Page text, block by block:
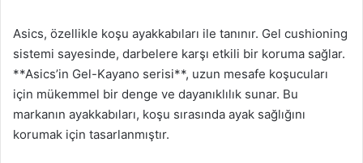
Asics, özellikle koşu ayakkabıları ile tanınır. Gel cushioning
sistemi sayesinde, darbelere karşı etkili bir koruma sağlar.
**Asics’in Gel-Kayano serisi**, uzun mesafe koşucuları
için mükemmel bir denge ve dayanıklılık sunar. Bu
markanın ayakkabıları, koşu sırasında ayak sağlığını
korumak için tasarlanmıştır.